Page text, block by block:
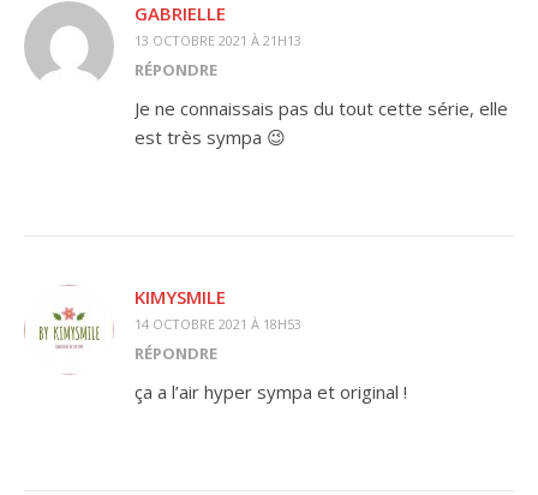
GABRIELLE
13 OCTOBRE 2021 À 21H13
RÉPONDRE
Je ne connaissais pas du tout cette série, elle
est très sympa 😉
KIMYSMILE
14 OCTOBRE 2021 À 18H53
RÉPONDRE
ça a l’air hyper sympa et original !